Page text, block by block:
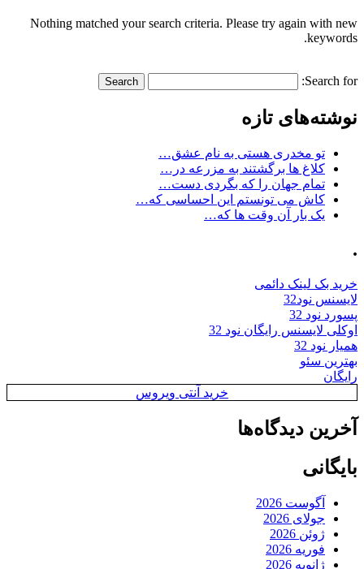
Nothing matched your search criteria. Please try again with new
keywords.
Search for:
نوشته‌های تازه
تو مخدری هستی به نام عشق…
کلاغ ها برگشتند به مزرعه در…
تمام جهان را که بگردی دست…
کاش می تونستم این احساسی که…
یک بار آن وقت ها که…
.
خرید بک لینک دائمی
لایسنس نود32
پسورد نود 32
اوکلی لایسنس رایگان نود 32
همیار نود 32
بهترین سئو
رایگان
خرید آنتی ویروس
آخرین دیدگاه‌ها
بایگانی
آگوست 2026
جولای 2026
ژوئن 2026
فوریه 2026
ژانویه 2026